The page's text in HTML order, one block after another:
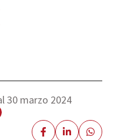
30 marzo 2024